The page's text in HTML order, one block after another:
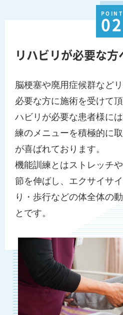
POINT
02
リハビリが必要な方
脳梗塞や廃用症候群など
必要な方に施術を受けて
ハビリが必要な患者様に
練のメニューを積極的に
が喜ばれております。
機能訓練とはストレッチ
節を伸ばし、エクサイサ
り・歩行などの体全体の
とです。